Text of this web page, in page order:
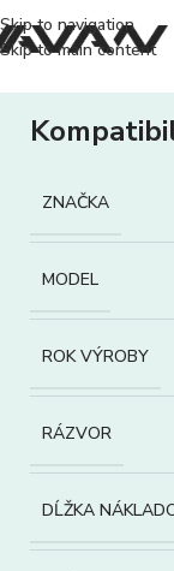
Skip to navigation
Skip to main content
ZNAČKA
MODEL
ROK VÝROBY
RÁZVOR
DĹŽKA